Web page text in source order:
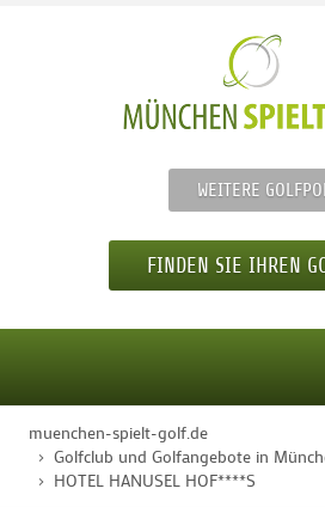
WEITERE
FINDEN SIE IHREN
STARTSEITE
muenchen-spielt-golf.de
Golfclub und Golfangebote in
HOTEL HANUSEL HOF****S